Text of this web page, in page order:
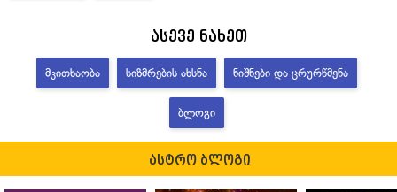
ასევე ნახეთ
ᲛᲙᲘᲗᲮᲐᲝᲑᲐ ᲡᲘᲖᲛᲠᲔᲑᲘᲡ ᲐᲮᲡᲜᲐ ᲜᲘᲨᲜᲔᲑᲘ ᲓᲐ ᲪᲠᲣᲠᲬᲛᲔᲜᲐ
ᲑᲚᲝᲒᲘ
ასტრო ბლოგი